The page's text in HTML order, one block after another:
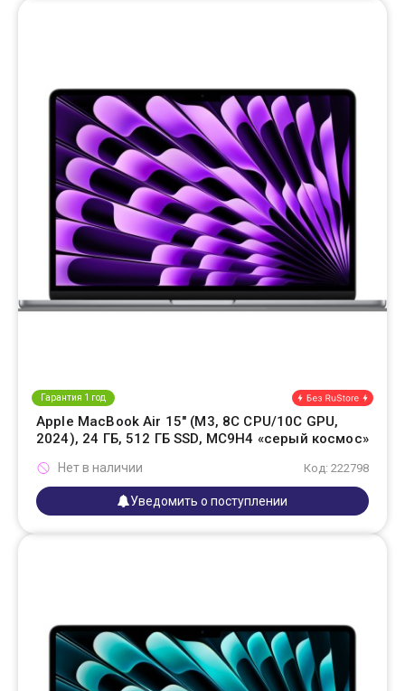
Гарантия 1 год
Apple MacBook Air 15" (M3, 8C CPU/10C GPU,
2024), 24 ГБ, 512 ГБ SSD, MC9H4 «серый космос»
Код: 222798
Нет в наличии
Уведомить о поступлении